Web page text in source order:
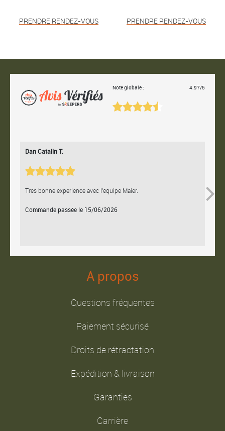
PRENDRE RENDEZ-VOUS PRENDRE RENDEZ-VOUS
Note globale : 4.97/5
Dan Catalin T.
Très bonne expérience avec l'équipe Maier.
Commande passée le 15/06/2026
A propos
Questions fréquentes
Paiement sécurisé
Droits de rétractation
Expédition & livraison
Garanties
Carrière